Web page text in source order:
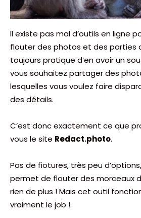
Il existe pas mal d’outils en ligne
flouter des photos et des parties
toujours pratique d’en avoir un
vous souhaitez partager des
lesquelles vous voulez faire
des détails.
C’est donc exactement ce que
vous le site Redact.photo.
Pas de fiotures, très peu
permet de flouter des morceaux
rien de plus ! Mais cet outil
vraiment le job !